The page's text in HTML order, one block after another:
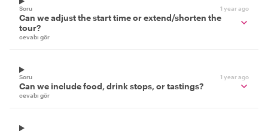
Soru 1 year ago
Can we adjust the start time or extend/shorten the
tour?
cevabı gör
Soru 1 year ago
Can we include food, drink stops, or tastings?
cevabı gör